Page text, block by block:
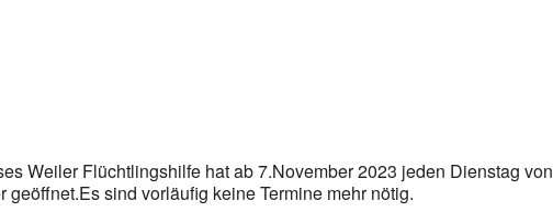
Weiler Flüchtlingshilfe hat ab 7.November 2023 jeden Dienstag von
sind vorläufig keine Termine mehr nötig.